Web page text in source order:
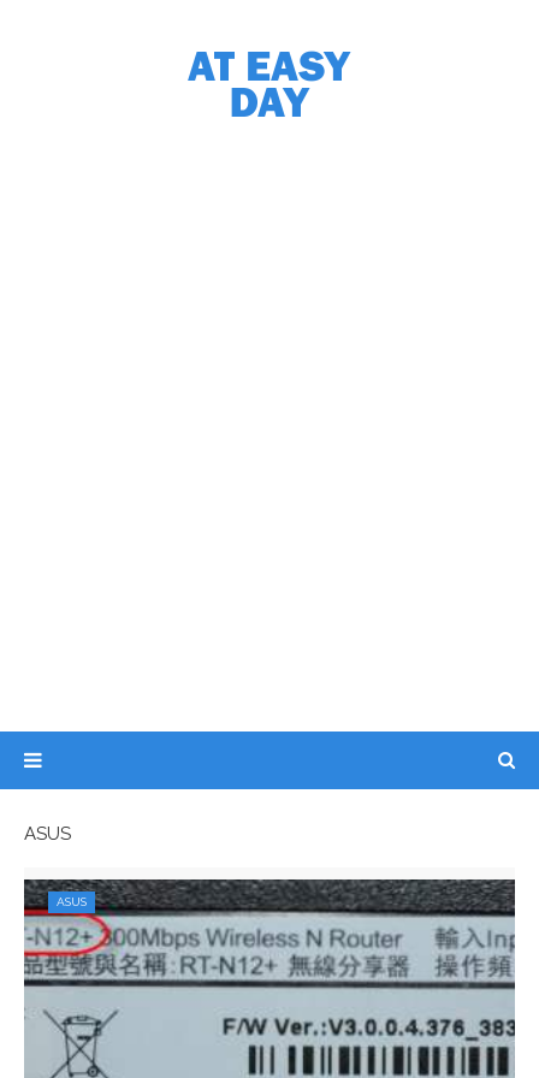
ASUS
ASUS